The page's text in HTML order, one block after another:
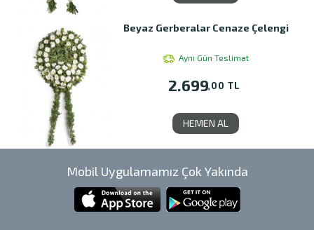
Beyaz Gerberalar Cenaze Çelengi
Aynı Gün Teslimat
2.699,00 TL
HEMEN AL
Mobil Uygulamamız Çok Yakında